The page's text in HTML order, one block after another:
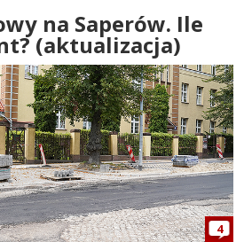
na Saperów. Ile
(aktualizacja)
4